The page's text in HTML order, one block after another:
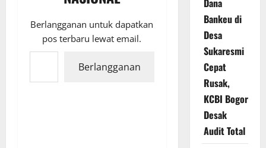
Berlangganan untuk dapatkan
pos terbaru lewat email.
Ketikkan email Anda...
Berlangganan
Dana
Bankeu di
Desa
Sukaresmi
Cepat
Rusak,
KCBI Bogor
Desak
Audit Total